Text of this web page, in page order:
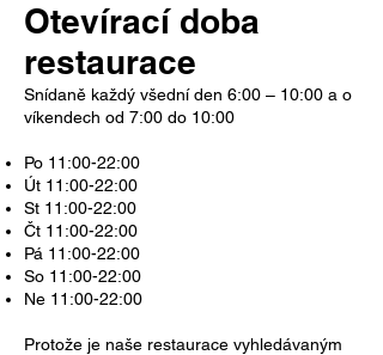
Otevírací doba
restaurace
Snídaně každý všední den 6:00 – 10:00 a o
víkendech od 7:00 do 10:00
Po 11:00-22:00
Út 11:00-22:00
St 11:00-22:00
Čt 11:00-22:00
Pá 11:00-22:00
So 11:00-22:00
Ne 11:00-22:00
Protože je naše restaurace vyhledávaným